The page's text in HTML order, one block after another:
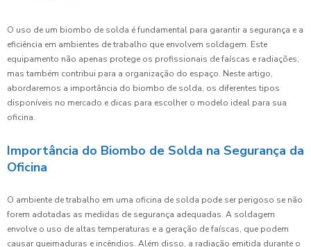
O uso de um biombo de solda é fundamental para garantir a segurança e a
eficiência em ambientes de trabalho que envolvem soldagem. Este
equipamento não apenas protege os profissionais de faíscas e radiações,
mas também contribui para a organização do espaço. Neste artigo,
abordaremos a importância do biombo de solda, os diferentes tipos
disponíveis no mercado e dicas para escolher o modelo ideal para sua
oficina.
Importância do Biombo de Solda na Segurança da
Oficina
O ambiente de trabalho em uma oficina de solda pode ser perigoso se não
forem adotadas as medidas de segurança adequadas. A soldagem
envolve o uso de altas temperaturas e a geração de faíscas, que podem
causar queimaduras e incêndios. Além disso, a radiação emitida durante o